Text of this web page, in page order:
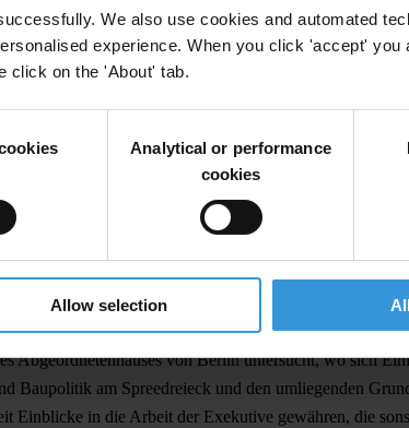
We also use cookies and automated
experience. When you click 'accept' you
click on the 'About' tab.
Analytical or performance
cookies
Allow selection
ans Licht gebracht. Das Land hat sich nicht an selbst
Beispiel für systemisches Versagen. Dem Land Berlin
geschlossen, der Leistungen des Landes Berlin
dem Investor umfangreiche Zugeständnisse
Sie hat die Überschreitung gesetzlicher
Abgeordnetenhauses von Berlin untersucht, wo sich
Baupolitik am Spreedreieck und den umliegenden
Einblicke in die Arbeit der Exekutive gewähren, die